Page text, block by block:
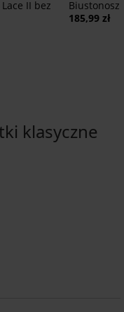
II bez
Biustonosz
185,99 zł
klasyczne